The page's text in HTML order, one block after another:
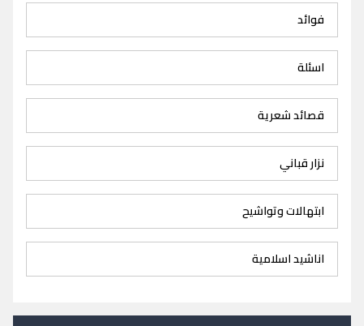
فوائد
اسئلة
قصائد شعرية
نزار قباني
ابتهالات وتواشيح
اناشيد اسلامية